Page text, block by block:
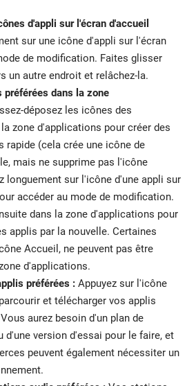
d'appli sur l'écran d'accueil
sur une icône d'appli sur l'écran
de modification. Faites glisser
un autre endroit et relâchez-la.
dans la zone
déposez les icônes des
zone d'applications pour créer des
rapide (cela crée une icône de
mais ne supprime pas l'icône
longuement sur l'icône d'une appli sur
accéder au mode de modification.
dans la zone d'applications pour
applis par la nouvelle. Certaines
Accueil, ne peuvent pas être
d'applications.
préférées : Appuyez sur l'icône
et télécharger vos applis
aurez besoin d'un plan de
d'une version d'essai pour le faire, et
peuvent également nécessiter un